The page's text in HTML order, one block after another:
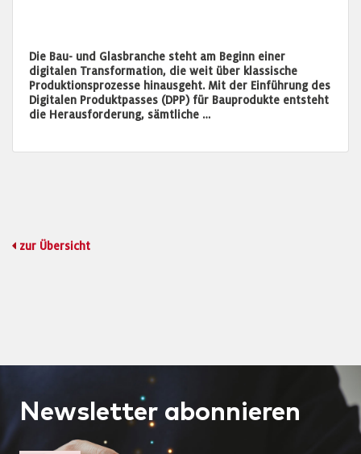
Die Bau- und Glasbranche steht am Beginn einer
digitalen Transformation, die weit über klassische
Produktionsprozesse hinausgeht. Mit der Einführung des
Digitalen Produktpasses (DPP) für Bauprodukte entsteht
die Herausforderung, sämtliche …
zur Übersicht
Newsletter abonnieren